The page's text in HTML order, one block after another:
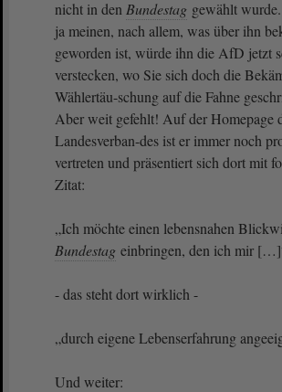
nicht in den Bundestag gewählt
ja meinen, nach allem, was über ihn
geworden ist, würde ihn die AfD jetzt
verstecken, wo Sie sich doch die
Wählertäu-schung auf die Fahne
Aber weit gefehlt! Auf der Homepage
Landesverban-des ist er immer noch
vertreten und präsentiert sich dort mit
Zitat:
„Ich möchte einen lebensnahen
Bundestag einbringen, den ich mir
- das steht dort wirklich -
„durch eigene Lebenserfahrung
Und weiter: